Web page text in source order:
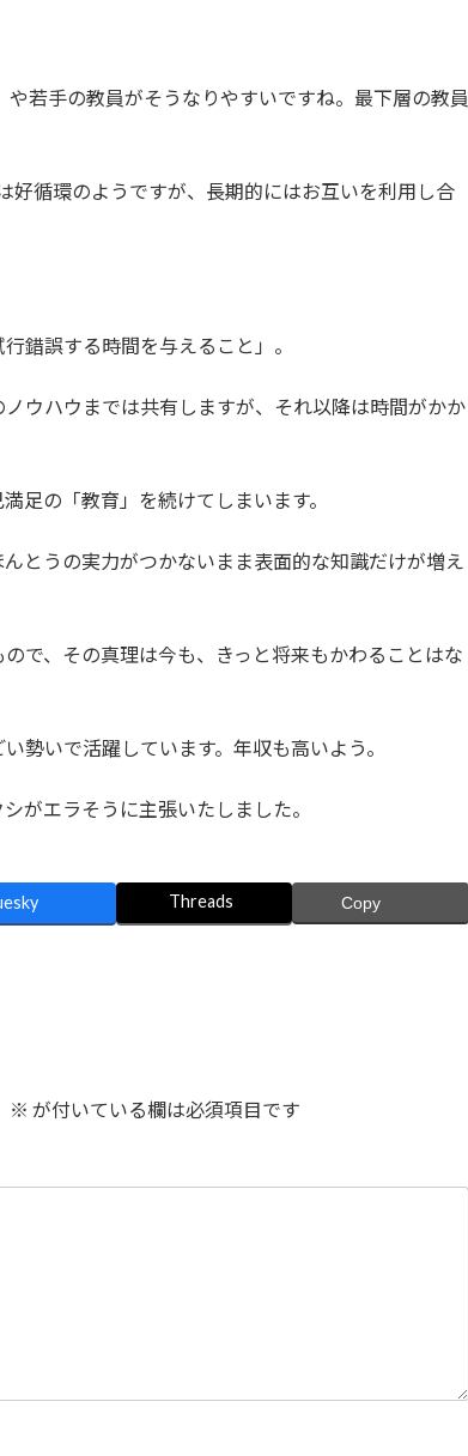
若手の教員がそうなりやすいですね。最下層の教員
好循環のようですが、長期的にはお互いを利用し合
錯誤する時間を与えること」。
ウハウまでは共有しますが、それ以降は時間がかか
足の「教育」を続けてしまいます。
とうの実力がつかないまま表面的な知識だけが増え
で、その真理は今も、きっと将来もかわることはな
勢いで活躍しています。年収も高いよう。
がエラそうに主張いたしました。
Threads Copy
※ が付いている欄は必須項目です